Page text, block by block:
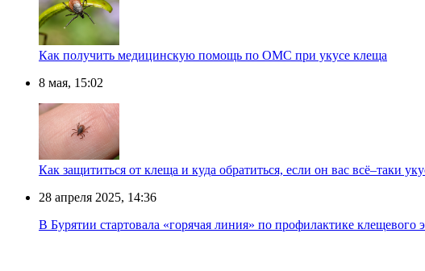
Как получить медицинскую помощь по ОМС при укусе клеща
8 мая, 15:02
Как защититься от клеща и куда обратиться, если он вас всё–таки
28 апреля 2025, 14:36
В Бурятии стартовала «горячая линия» по профилактике клещевого